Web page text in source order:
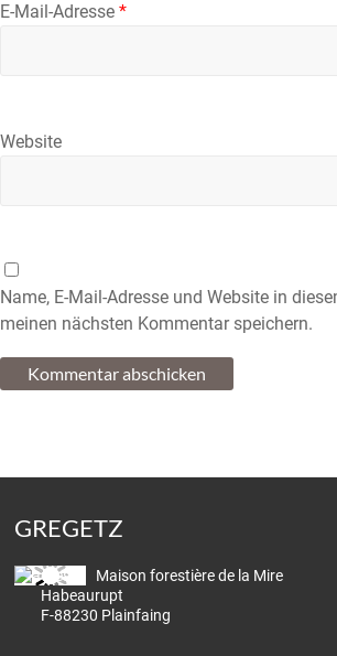
E-Mail-Adresse *
Website
Name, E-Mail-Adresse und Website in
meinen nächsten Kommentar speichern.
GREGETZ
Maison forestière de la Mire
Habeaurupt
F-88230 Plainfaing